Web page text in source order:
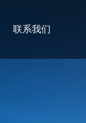
联系我们